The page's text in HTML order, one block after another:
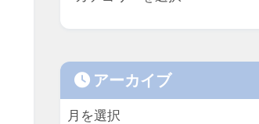
アーカイブ